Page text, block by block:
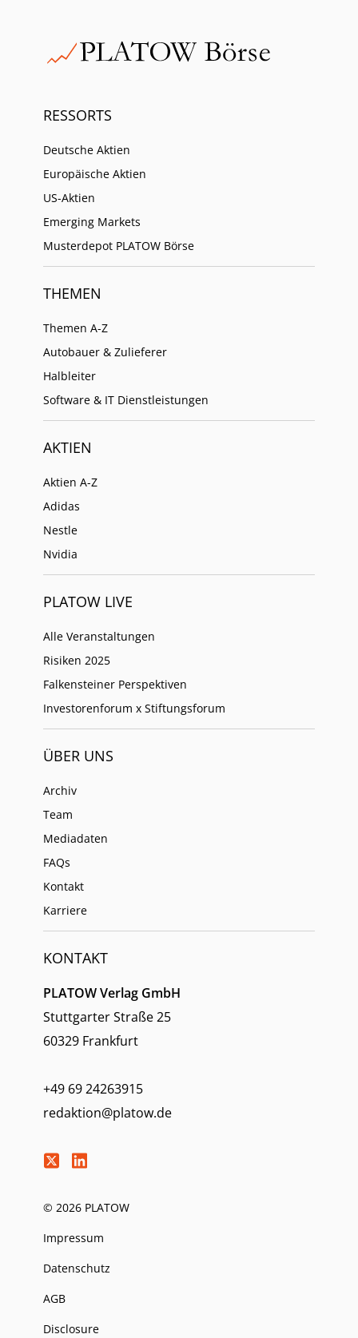
RESSORTS
Deutsche Aktien
Europäische Aktien
US-Aktien
Emerging Markets
Musterdepot PLATOW Börse
THEMEN
Themen A-Z
Autobauer & Zulieferer
Halbleiter
Software & IT Dienstleistungen
AKTIEN
Aktien A-Z
Adidas
Nestle
Nvidia
PLATOW LIVE
Alle Veranstaltungen
Risiken 2025
Falkensteiner Perspektiven
Investorenforum x Stiftungsforum
ÜBER UNS
Archiv
Team
Mediadaten
FAQs
Kontakt
Karriere
KONTAKT
PLATOW Verlag GmbH
Stuttgarter Straße 25
60329 Frankfurt
+49 69 24263915
redaktion@platow.de
© 2026 PLATOW
Impressum
Datenschutz
AGB
Disclosure